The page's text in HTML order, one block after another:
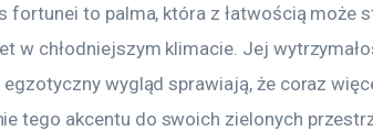
fortunei to palma, która z łatwością może
w chłodniejszym klimacie. Jej
egzotyczny wygląd sprawiają, że coraz
tego akcentu do swoich zielonych